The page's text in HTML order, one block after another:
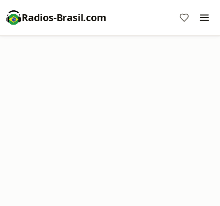
Radios-Brasil.com